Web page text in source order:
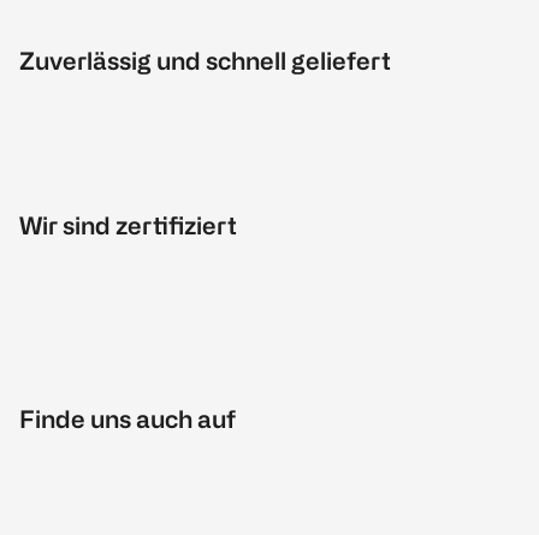
Zuverlässig und schnell geliefert
Wir sind zertifiziert
Finde uns auch auf